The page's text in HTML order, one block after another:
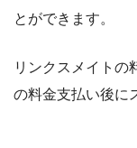
とができます。
リンクスメイトの
の料金支払い後に